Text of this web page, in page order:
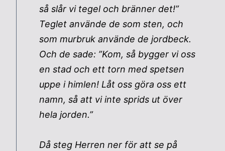
så slår vi tegel och bränner det!”
Teglet använde de som sten, och
som murbruk använde de jordbeck.
Och de sade: ”Kom, så bygger vi oss
en stad och ett torn med spetsen
uppe i himlen! Låt oss göra oss ett
namn, så att vi inte sprids ut över
hela jorden.”
Då steg Herren ner för att se på